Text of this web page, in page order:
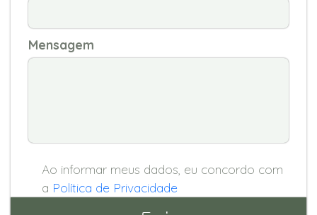
Mensagem
Ao informar meus dados, eu concordo com
a Política de Privacidade